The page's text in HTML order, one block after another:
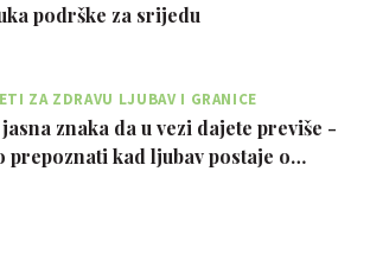
podrške za srijedu
ZA ZDRAVU LJUBAV I GRANICE
znaka da u vezi dajete previše -
prepoznati kad ljubav postaje o…